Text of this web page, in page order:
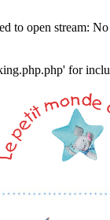
to open stream:
for